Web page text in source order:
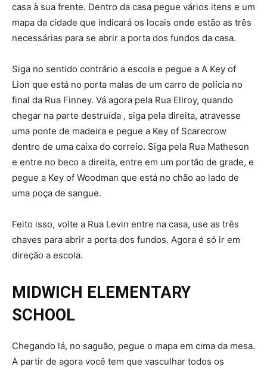
casa à sua frente. Dentro da casa pegue vários itens e um
mapa da cidade que indicará os locais onde estão as três
necessárias para se abrir a porta dos fundos da casa.
Siga no sentido contrário a escola e pegue a A Key of
Lion que está no porta malas de um carro de polícia no
final da Rua Finney. Vá agora pela Rua Ellroy, quando
chegar na parte destruída , siga pela direita, atravesse
uma ponte de madeira e pegue a Key of Scarecrow
dentro de uma caixa do correio. Siga pela Rua Matheson
e entre no beco a direita, entre em um portão de grade, e
pegue a Key of Woodman que está no chão ao lado de
uma poça de sangue.
Feito isso, volte a Rua Levin entre na casa, use as três
chaves para abrir a porta dos fundos. Agora é só ir em
direção a escola.
MIDWICH ELEMENTARY
SCHOOL
Chegando lá, no saguão, pegue o mapa em cima da mesa.
A partir de agora você tem que vasculhar todos os